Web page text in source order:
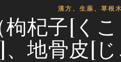
漢方、生薬、草根
杞子[く
、地骨皮[じ